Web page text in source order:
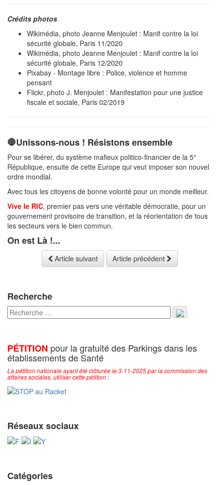
Crédits photos
Wikimédia, photo Jeanne Menjoulet : Manif contre la loi
sécurité globale, Paris 11/2020
Wikimédia, photo Jeanne Menjoulet : Manif contre la loi
sécurité globale, Paris 12/2020
Pixabay - Montage libre : Police, violence et homme
pensant
Flickr, photo J. Menjoulet : Manifestation pour une justice
fiscale et sociale, Paris 02/2019
🛑Unissons-nous ! Résistons ensemble
Pour se libérer, du système mafieux politico-financier de la 5°
République, ensuite de cette Europe qui veut imposer son nouvel
ordre mondial.
Avec tous les citoyens de bonne volonté pour un monde meilleur.
Vive le RIC, premier pas vers une véritable démocratie, pour un
gouvernement provisoire de transition, et la réorientation de tous
les secteurs vers le bien commun.
On est Là !...
Article suivant Article précédent
Recherche
PÉTITION pour la gratuité des Parkings dans les
établissements de Santé
La pétition nationale ayant été clôturée le 3-11-2025 par la commission des
affaires sociales, utiliser cette pétition :
Réseaux sociaux
Catégories